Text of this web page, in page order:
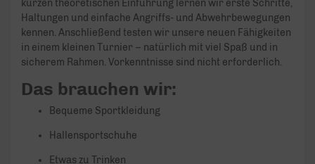
kurzen theoretischen Einführung lernen wir erste Schritte,
Haltungen und einfache Angriffs- und Abwehrbewegungen
kennen. Anschließend testen wir unsere neuen Fähigkeiten
in einem kleinen Turnier – natürlich mit viel Spaß und in
sicherem Rahmen. Vorkenntnisse sind nicht erforderlich.
Das brauchen wir:
Bequeme Sportkleidung
Hallensportschuhe
Etwas zu Trinken